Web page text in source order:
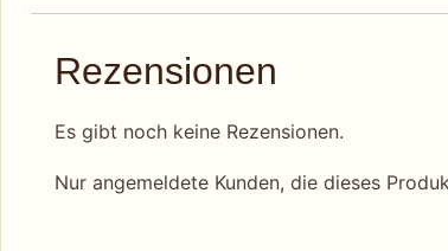
Rezensionen
Es gibt noch keine Rezensionen.
Nur angemeldete Kunden, die dieses